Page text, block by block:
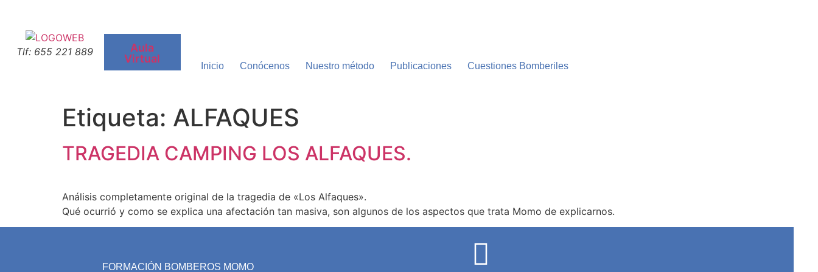
Tlf: 655 221 889
Aula
Virtual
Inicio Conócenos Nuestro método Publicaciones Cuestiones Bomberiles
Etiqueta: ALFAQUES
TRAGEDIA CAMPING LOS ALFAQUES.
Análisis completamente original de la tragedia de «Los Alfaques».
Qué ocurrió y como se explica una afectación tan masiva, son algunos de los aspectos que trata Momo de explicarnos.
FORMACIÓN BOMBEROS MOMO